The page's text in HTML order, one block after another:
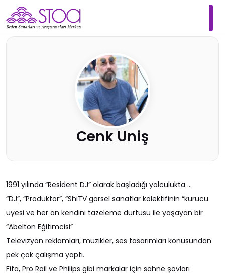
Cenk Uniş
1991 yılında “Resident DJ” olarak başladığı yolculukta …
“DJ”, “Prodüktör”, “ShiTV görsel sanatlar kolektifinin “kurucu
üyesi ve her an kendini tazeleme dürtüsü ile yaşayan bir
“Abelton Eğitimcisi”
Televizyon reklamları, müzikler, ses tasarımları konusundan
pek çok çalışma yaptı.
Fifa, Pro Rail ve Philips gibi markalar için sahne şovları